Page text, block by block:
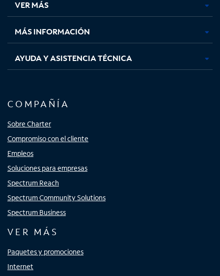
pestaña
nueva
pestaña
nueva
pestaña
nuevanueva
VER MÁS
MÁS INFORMACIÓN
AYUDA Y ASISTENCIA TÉCNICA
COMPAÑÍA
Sobre Charter
Compromiso con el cliente
Empleos
Soluciones para empresas
Spectrum Reach
Spectrum Community Solutions
Spectrum Business
VER MÁS
Paquetes y promociones
Internet